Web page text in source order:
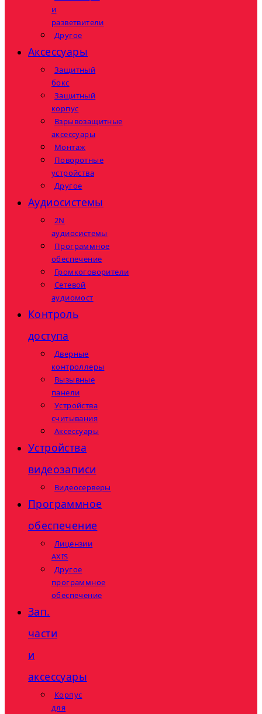
и
разветвители
Другое
Аксессуары
Защитный
бокс
Защитный
корпус
Взрывозащитные
аксессуары
Монтаж
Поворотные
устройства
Другое
Аудиосистемы
2N
аудиосистемы
Программное
обеспечение
Громкоговорители
Сетевой
аудиомост
Контроль
доступа
Дверные
контроллеры
Вызывные
панели
Устройства
считывания
Аксессуары
Устройства
видеозаписи
Видеосерверы
Программное
обеспечение
Лицензии
AXIS
Другое
программное
обеспечение
Зап.
части
и
аксессуары
Корпус
для